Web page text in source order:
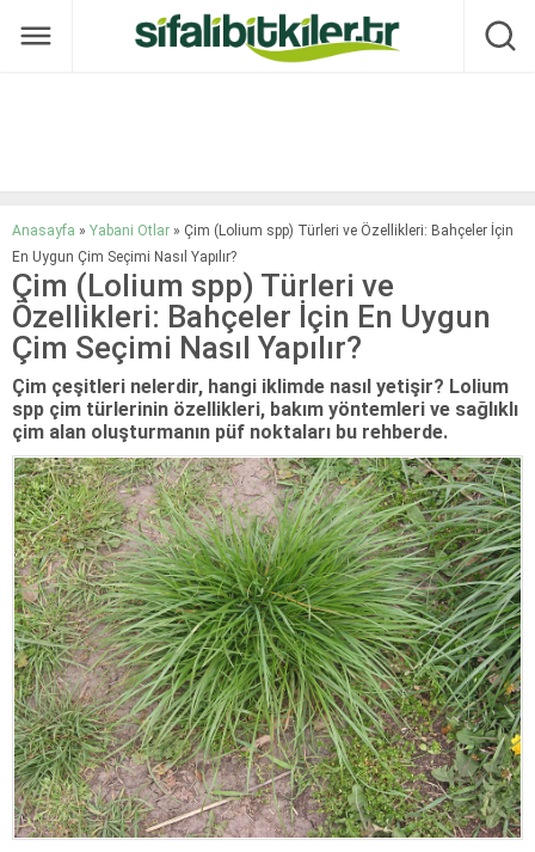
Anasayfa » Yabani Otlar » Çim (Lolium spp) Türleri ve Özellikleri: Bahçeler İçin
En Uygun Çim Seçimi Nasıl Yapılır?
Çim (Lolium spp) Türleri ve
Özellikleri: Bahçeler İçin En Uygun
Çim Seçimi Nasıl Yapılır?
Çim çeşitleri nelerdir, hangi iklimde nasıl yetişir? Lolium
spp çim türlerinin özellikleri, bakım yöntemleri ve sağlıklı
çim alan oluşturmanın püf noktaları bu rehberde.